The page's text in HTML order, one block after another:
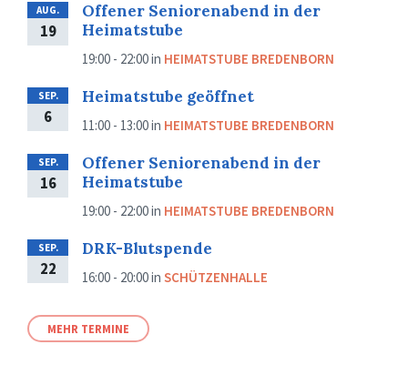
AUG.
19
Offener Seniorenabend in der
Heimatstube
19:00 - 22:00in HEIMATSTUBE BREDENBORN
SEP.
6
Heimatstube geöffnet
11:00 - 13:00in HEIMATSTUBE BREDENBORN
SEP.
16
Offener Seniorenabend in der
Heimatstube
19:00 - 22:00in HEIMATSTUBE BREDENBORN
SEP.
22
DRK-Blutspende
16:00 - 20:00in SCHÜTZENHALLE
MEHR TERMINE